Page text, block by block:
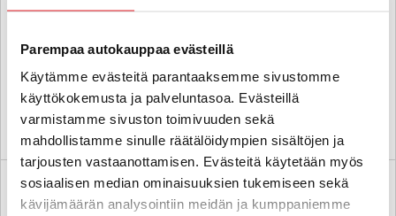
Parempaa autokauppaa evästeillä
Käytämme evästeitä parantaaksemme sivustomme
käyttökokemusta ja palveluntasoa. Evästeillä
varmistamme sivuston toimivuuden sekä
mahdollistamme sinulle räätälöidympien sisältöjen ja
tarjousten vastaanottamisen. Evästeitä käytetään myös
sosiaalisen median ominaisuuksien tukemiseen sekä
kävijämäärän analysointiin meidän ja kumppaniemme
2006 , Automaatti, Bensiini, 113 000 km
10 700 € 10 300 €
alk. 130 € / kk
lappeenranta
KATSO TIEDOT WHATSAPP